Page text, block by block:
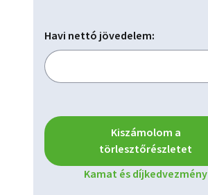
Havi nettó jövedelem:
Kiszámolom a
törlesztőrészletet
Kamat és díjkedvezmény